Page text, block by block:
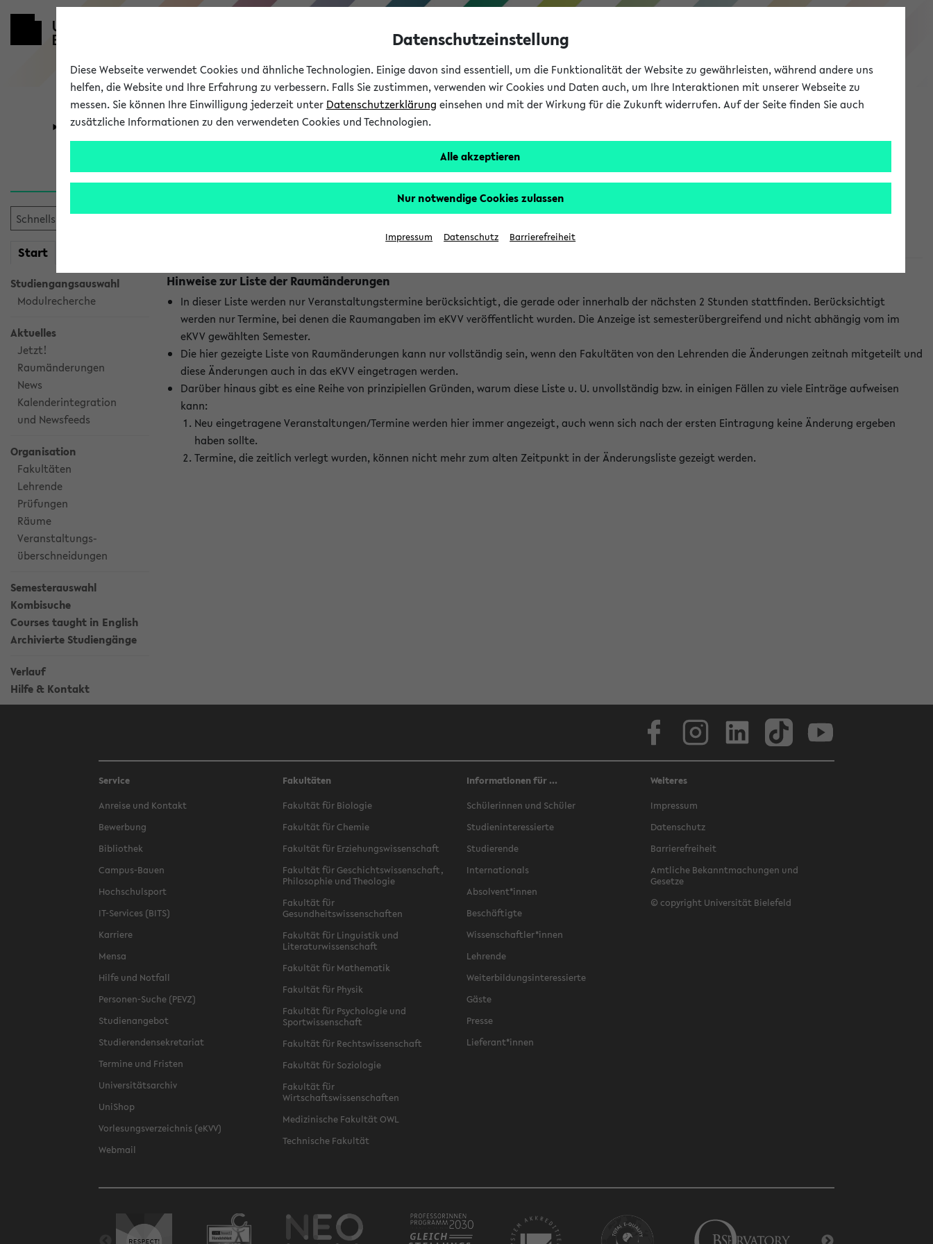
eKVV
Universität Forschung Studium
Start
Studiengangsauswahl
Modulrecherche
Aktuelles
Jetzt!
Raumänderungen
News
Kalenderintegration
und Newsfeeds
Organisation
Fakultäten
Lehrende
Prüfungen
Räume
Veranstaltungs-
überschneidungen
Semesterauswahl
Kombisuche
Courses taught in English
Archivierte Studiengänge
Verlauf
Hilfe & Kontakt
Raumänderungen
Hinweise zur Liste der Raumänderungen
In dieser Liste werden nur Veranstaltungstermine berücksichtigt, die gerade oder innerhalb der nächsten 2 Stunden stattfinden. Berücksichtigt
werden nur Termine, bei denen die Raumangaben im eKVV veröffentlicht wurden. Die Anzeige ist semesterübergreifend und nicht abhängig vom im
eKVV gewählten Semester.
Die hier gezeigte Liste von Raumänderungen kann nur vollständig sein, wenn den Fakultäten von den Lehrenden die Änderungen zeitnah mitgeteilt und
diese Änderungen auch in das eKVV eingetragen werden.
Darüber hinaus gibt es eine Reihe von prinzipiellen Gründen, warum diese Liste u. U. unvollständig bzw. in einigen Fällen zu viele Einträge aufweisen
kann:
Neu eingetragene Veranstaltungen/Termine werden hier immer angezeigt, auch wenn sich nach der ersten Eintragung keine Änderung ergeben
haben sollte.
Termine, die zeitlich verlegt wurden, können nicht mehr zum alten Zeitpunkt in der Änderungsliste gezeigt werden.
Service
Anreise und Kontakt
Bewerbung
Bibliothek
Campus-Bauen
Hochschulsport
IT-Services (BITS)
Karriere
Mensa
Hilfe und Notfall
Personen-Suche (PEVZ)
Studienangebot
Studierendensekretariat
Termine und Fristen
Universitätsarchiv
UniShop
Vorlesungsverzeichnis (eKVV)
Webmail
Fakultäten
Fakultät für Biologie
Fakultät für Chemie
Fakultät für Erziehungswissenschaft
Fakultät für Geschichtswissenschaft,
Philosophie und Theologie
Fakultät für
Gesundheitswissenschaften
Fakultät für Linguistik und
Literaturwissenschaft
Fakultät für Mathematik
Fakultät für Physik
Fakultät für Psychologie und
Sportwissenschaft
Fakultät für Rechtswissenschaft
Fakultät für Soziologie
Fakultät für
Wirtschaftswissenschaften
Medizinische Fakultät OWL
Technische Fakultät
Informationen für ...
Schülerinnen und Schüler
Studieninteressierte
Studierende
Internationals
Absolvent*innen
Beschäftigte
Wissenschaftler*innen
Lehrende
Weiterbildungsinteressierte
Gäste
Presse
Lieferant*innen
Weiteres
Impressum
Datenschutz
Barrierefreiheit
Amtliche Bekanntmachungen und
Gesetze
© copyright Universität Bielefeld
Datenschutzeinstellung
Diese Webseite verwendet Cookies und ähnliche Technologien. Einige davon sind essentiell, um die Funktionalität der Website zu gewährleisten, während andere uns
helfen, die Website und Ihre Erfahrung zu verbessern. Falls Sie zustimmen, verwenden wir Cookies und Daten auch, um Ihre Interaktionen mit unserer Webseite zu
messen. Sie können Ihre Einwilligung jederzeit unter Datenschutzerklärung einsehen und mit der Wirkung für die Zukunft widerrufen. Auf der Seite finden Sie auch
zusätzliche Informationen zu den verwendeten Cookies und Technologien.
Alle akzeptieren
Nur notwendige Cookies zulassen
Impressum Datenschutz Barrierefreiheit